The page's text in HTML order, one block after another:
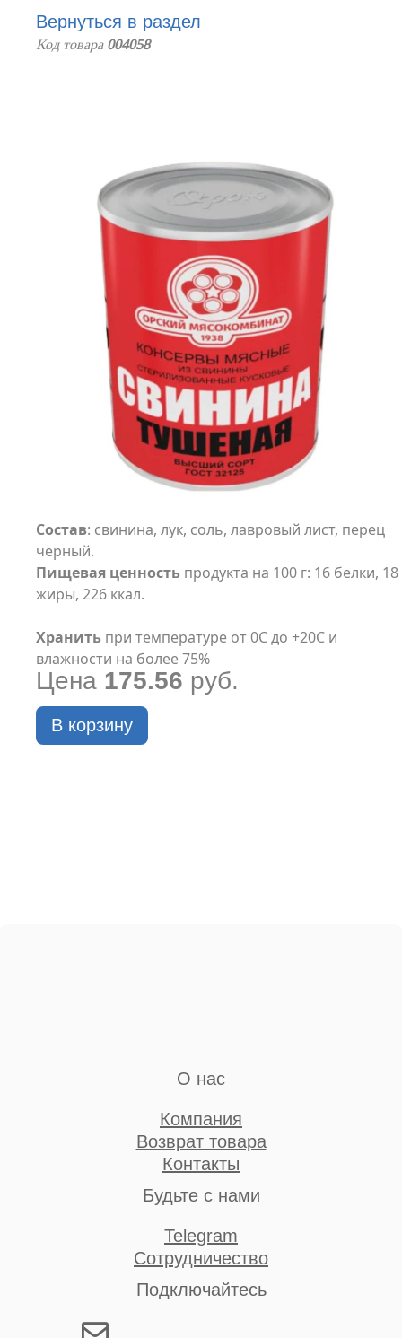
Вернуться в раздел
Код товара 004058
Состав: свинина, лук, соль, лавровый лист, перец
черный.
Пищевая ценность продукта на 100 г: 16 белки, 18
жиры, 226 ккал.
Хранить при температуре от 0С до +20С и
влажности на более 75%
Цена 175.56 руб.
В корзину
О нас
Компания
Возврат товара
Контакты
Будьте с нами
Telegram
Сотрудничество
Подключайтесь